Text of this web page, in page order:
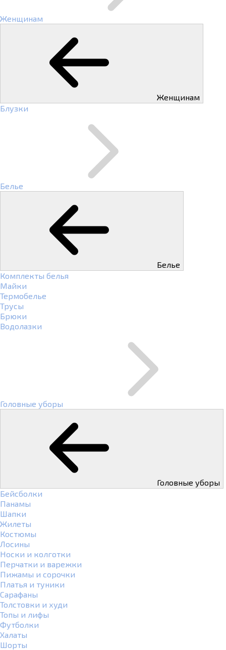
Женщинам
Женщинам
Блузки
Белье
Белье
Комплекты белья
Майки
Термобелье
Трусы
Брюки
Водолазки
Головные уборы
Головные уборы
Бейсболки
Панамы
Шапки
Жилеты
Костюмы
Лосины
Носки и колготки
Перчатки и варежки
Пижамы и сорочки
Платья и туники
Сарафаны
Толстовки и худи
Топы и лифы
Футболки
Халаты
Шорты